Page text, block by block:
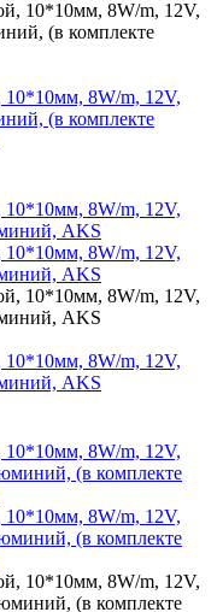
10*10мм, 8W/m, 12V,
(в комплекте
10*10мм, 8W/m, 12V,
AKS
10*10мм, 8W/m, 12V,
AKS
10*10мм, 8W/m, 12V,
AKS
10*10мм, 8W/m, 12V,
(в комплекте
10*10мм, 8W/m, 12V,
(в комплекте